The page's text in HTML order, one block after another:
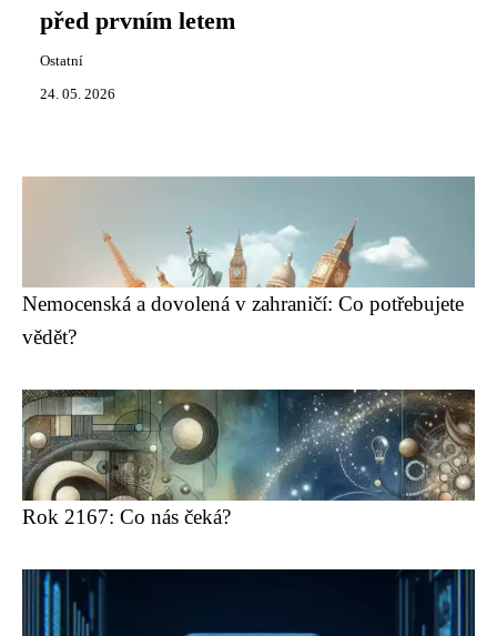
před prvním letem
Ostatní
24. 05. 2026
Nemocenská a dovolená v zahraničí: Co potřebujete
vědět?
Rok 2167: Co nás čeká?